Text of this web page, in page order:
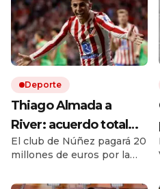
Deporte
Thiago Almada a
River: acuerdo total
con Atlético de Madrid
y el campeón del
mundo llega por una
El club de Núñez pagará 20
millones de euros por la
Le ganó la pulseada a